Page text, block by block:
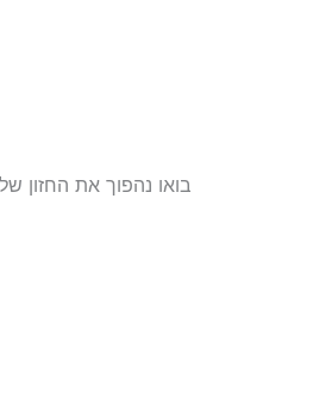
בואו נהפוך את החזון